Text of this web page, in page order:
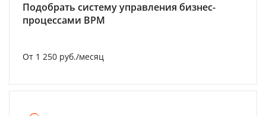
Подобрать систему управления бизнес-
процессами BPM
От 1 250 руб./месяц